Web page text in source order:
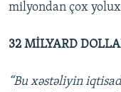
milyondan çox
32 MİLYARD
“Bu xəstəliyin